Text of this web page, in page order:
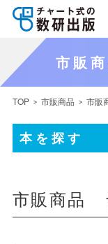
市販
TOP 市販商品 市販
市販商品
本を探す